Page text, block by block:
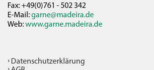
Fax: +49(0)761 - 502 342
E-Mail:garne@madeira.de
Web:www.garne.madeira.de
Datenschutzerklärung